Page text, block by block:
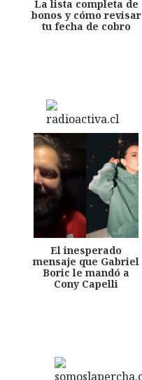
La lista completa de
bonos y cómo revisar
tu fecha de cobro
El inesperado
mensaje que Gabriel
Boric le mandó a
Cony Capelli